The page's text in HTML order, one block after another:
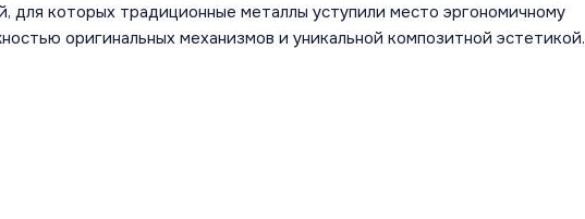
для которых традиционные металлы уступили место эргономичному
оригинальных механизмов и уникальной композитной эстетикой.